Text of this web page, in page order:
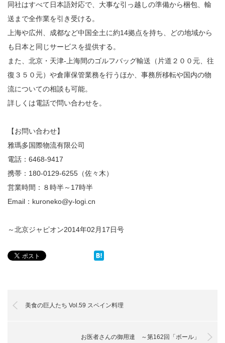
同社はすべて日本語対応で、大事な引っ越しの準備から梱包、輸
送まで全作業を引き受ける。
上海や広州、成都など中国全土に約14拠点を持ち、どの地域から
も日本と同じサービスを提供する。
また、北京・天津‐上海間のゴルフバッグ輸送（片道２００元、往
復３５０元）や倉庫保管業務を行うほか、事務所移転や国内の物
流についての相談も可能。
詳しくは電話で問い合わせを。
【お問い合わせ】
雅瑪多国際物流有限公司
電話：6468-9417
携帯：180-0129-6255（佐々木）
営業時間：８時半～17時半
Email：kuroneko@y-logi.cn
～北京ジャピオン2014年02月17日号
美食の巨人たち Vol.59 スペイン料理
お医者さんの御用達 ～第162回「ボール」